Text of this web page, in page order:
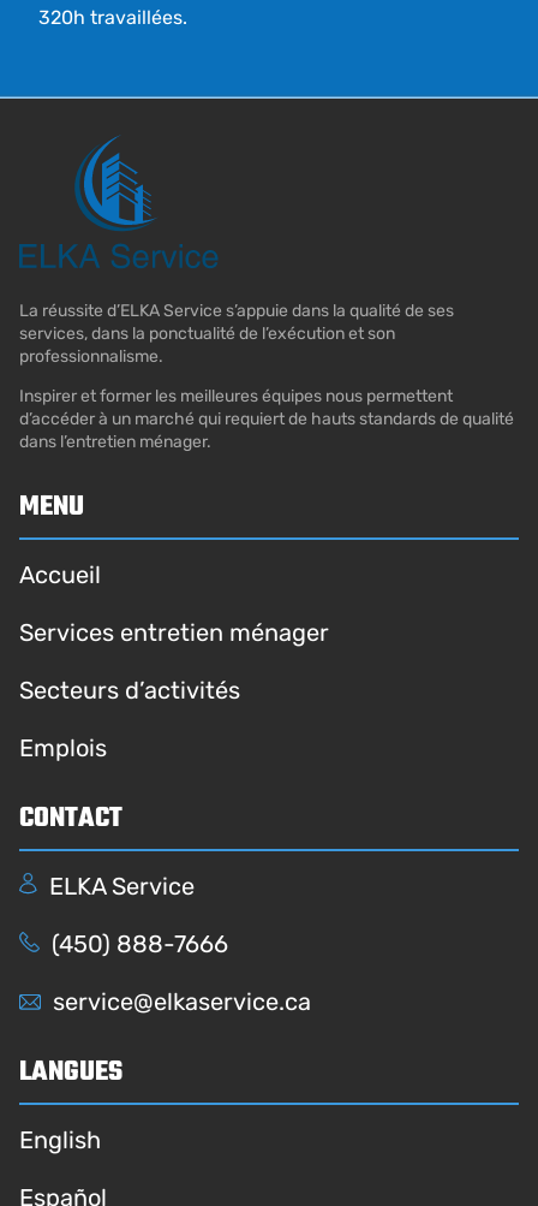
320h travaillées.
La réussite d’ELKA Service s’appuie dans la qualité de ses
services, dans la ponctualité de l’exécution et son
professionnalisme.
Inspirer et former les meilleures équipes nous permettent
d’accéder à un marché qui requiert de hauts standards de qualité
dans l’entretien ménager.
MENU
Accueil
Services entretien ménager
Secteurs d’activités
Emplois
CONTACT
ELKA Service
(450) 888-7666
service@elkaservice.ca
LANGUES
English
Español